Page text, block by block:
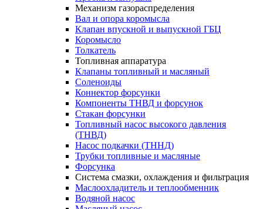
Механизм газораспределения
Вал и опора коромысла
Клапан впускной и выпускной ГБЦ
Коромысло
Толкатель
Топливная аппаратура
Клапаны топливный и масляный
Соленоиды
Коннектор форсунки
Компоненты ТНВД и форсунок
Стакан форсунки
Топливный насос высокого давления
(ТНВД)
Насос подкачки (ТННД)
Трубки топливные и масляные
Форсунка
Система смазки, охлаждения и фильтрация
Маслоохладитель и теплообменник
Водяной насос